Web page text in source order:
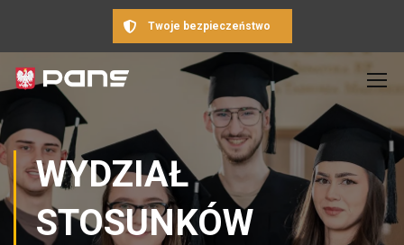
Twoje bezpieczeństwo
WYDZIAŁ
STOSUNKÓW